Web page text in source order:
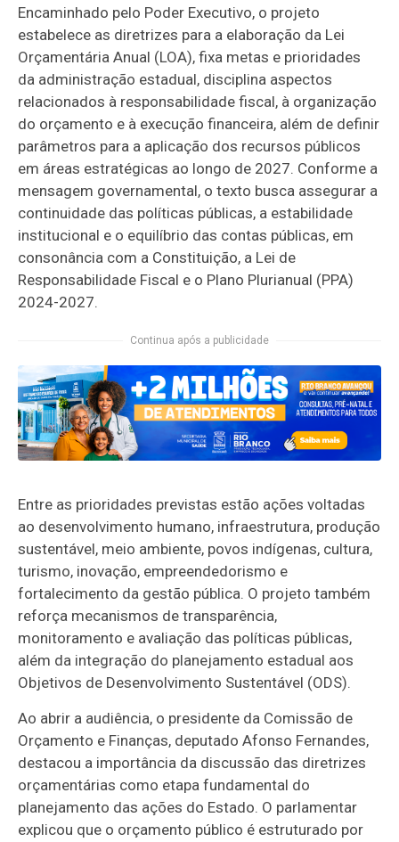
Encaminhado pelo Poder Executivo, o projeto
estabelece as diretrizes para a elaboração da Lei
Orçamentária Anual (LOA), fixa metas e prioridades
da administração estadual, disciplina aspectos
relacionados à responsabilidade fiscal, à organização
do orçamento e à execução financeira, além de definir
parâmetros para a aplicação dos recursos públicos
em áreas estratégicas ao longo de 2027. Conforme a
mensagem governamental, o texto busca assegurar a
continuidade das políticas públicas, a estabilidade
institucional e o equilíbrio das contas públicas, em
consonância com a Constituição, a Lei de
Responsabilidade Fiscal e o Plano Plurianual (PPA)
2024-2027.
Continua após a publicidade
Entre as prioridades previstas estão ações voltadas
ao desenvolvimento humano, infraestrutura, produção
sustentável, meio ambiente, povos indígenas, cultura,
turismo, inovação, empreendedorismo e
fortalecimento da gestão pública. O projeto também
reforça mecanismos de transparência,
monitoramento e avaliação das políticas públicas,
além da integração do planejamento estadual aos
Objetivos de Desenvolvimento Sustentável (ODS).
Ao abrir a audiência, o presidente da Comissão de
Orçamento e Finanças, deputado Afonso Fernandes,
destacou a importância da discussão das diretrizes
orçamentárias como etapa fundamental do
planejamento das ações do Estado. O parlamentar
explicou que o orçamento público é estruturado por